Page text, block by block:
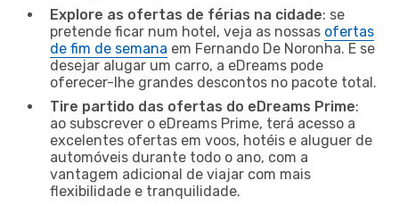
Explore as ofertas de férias na cidade: se
pretende ficar num hotel, veja as nossas ofertas
de fim de semana em Fernando De Noronha. E se
desejar alugar um carro, a eDreams pode
oferecer-lhe grandes descontos no pacote total.
Tire partido das ofertas do eDreams Prime:
ao subscrever o eDreams Prime, terá acesso a
excelentes ofertas em voos, hotéis e aluguer de
automóveis durante todo o ano, com a
vantagem adicional de viajar com mais
flexibilidade e tranquilidade.